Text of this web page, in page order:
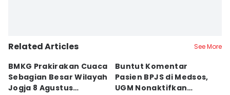
Related Articles See More
BMKG Prakirakan Cuaca
Sebagian Besar Wilayah
Jogja 8 Agustus
Buntut Komentar
Pasien BPJS di Medsos,
UGM Nonaktifkan